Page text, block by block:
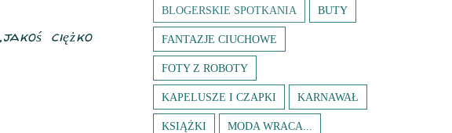
ciężko
BLOGERSKIE SPOTKANIA BUTY
FANTAZJE CIUCHOWE
FOTY Z ROBOTY
KAPELUSZE I CZAPKI KARNAWAŁ
KSIĄŻKI MODA WRACA...